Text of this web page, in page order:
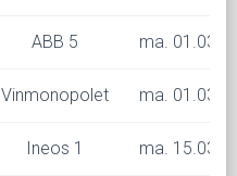
ABB 5 ma. 01.03
Vinmonopolet ma. 01.03
Ineos 1 ma. 15.03